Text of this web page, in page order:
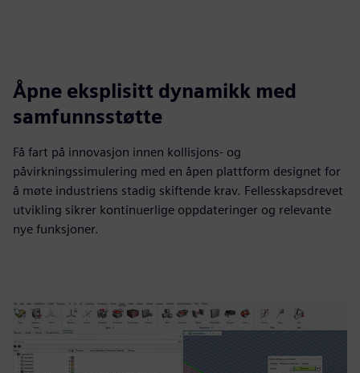
Åpne eksplisitt dynamikk med
samfunnsstøtte
Få fart på innovasjon innen kollisjons- og
påvirkningssimulering med en åpen plattform designet for
å møte industriens stadig skiftende krav. Fellesskapsdrevet
utvikling sikrer kontinuerlige oppdateringer og relevante
nye funksjoner.